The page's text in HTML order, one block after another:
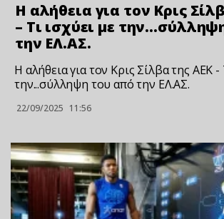
Η αλήθεια για τον Κρις
– Τι ισχύει με
την ΕΛ.ΑΣ.
Η αλήθεια για τον Κρις Σίλβα της ΑΕΚ -
την...σύλληψη του από την ΕΛ.ΑΣ.
22/09/2025 11:56